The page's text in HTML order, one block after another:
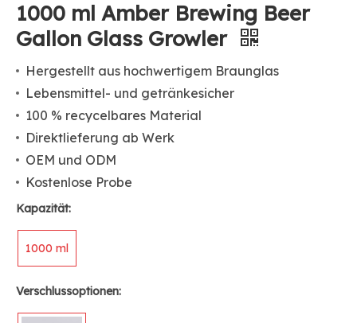
1000 ml Amber Brewing Beer
Gallon Glass Growler
Hergestellt aus hochwertigem Braunglas
Lebensmittel- und getränkesicher
100 % recycelbares Material
Direktlieferung ab Werk
OEM und ODM
Kostenlose Probe
Kapazität:
1000 ml
Verschlussoptionen: